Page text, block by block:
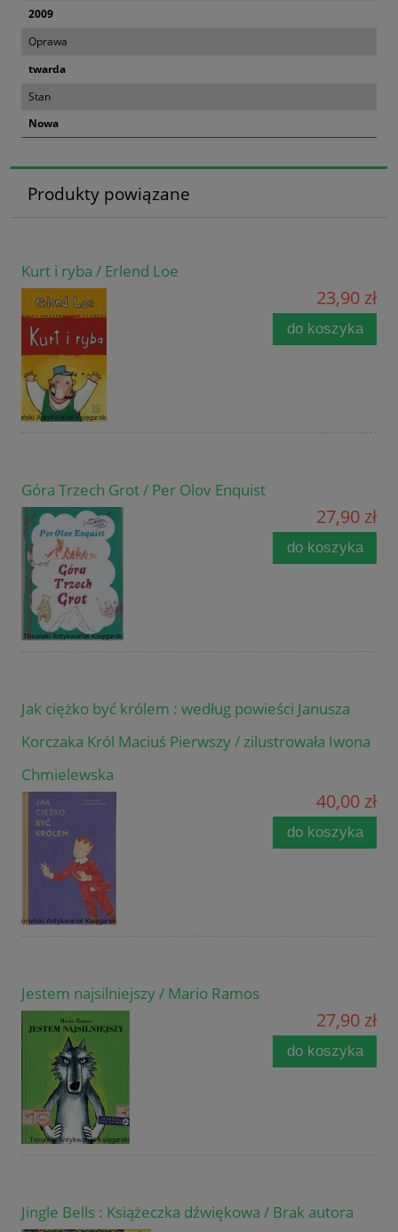
2009
Oprawa
twarda
Stan
Nowa
Produkty powiązane
Kurt i ryba / Erlend Loe
23,90 zł
do koszyka
Góra Trzech Grot / Per Olov Enquist
27,90 zł
do koszyka
Jak ciężko być królem : według powieści Janusza
Korczaka Król Maciuś Pierwszy / zilustrowała Iwona
Chmielewska
40,00 zł
do koszyka
Jestem najsilniejszy / Mario Ramos
27,90 zł
do koszyka
Jingle Bells : Książeczka dźwiękowa / Brak autora